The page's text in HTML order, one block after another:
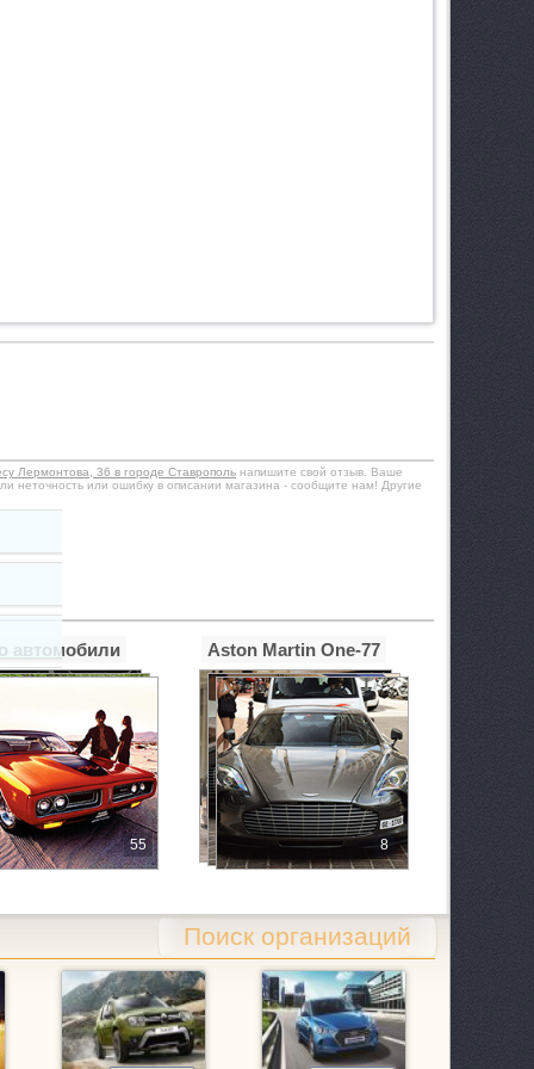
Лермонтова, 36 в городе Ставрополь напишите свой отзыв. Ваше
неточность или ошибку в описании магазина - сообщите нам! Другие
55
автомобили
8
Aston Martin One-77
Поиск организаций